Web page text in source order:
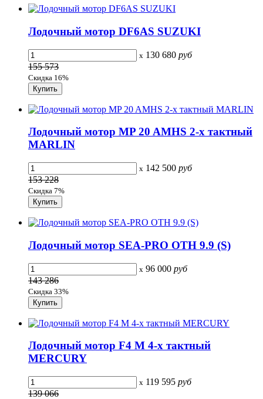
Лодочный мотор DF6AS SUZUKI
x 130 680 руб
155 573
Скидка 16%
Лодочный мотор MP 20 AMHS 2-х тактный
MARLIN
x 142 500 руб
153 228
Скидка 7%
Лодочный мотор SEA-PRO OTH 9.9 (S)
x 96 000 руб
143 286
Скидка 33%
Лодочный мотор F4 M 4-х тактный
MERCURY
x 119 595 руб
139 066